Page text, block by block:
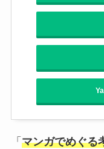
「 マンガでめぐる